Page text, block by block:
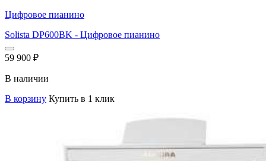
Цифровое пианино
Solista DP600BK - Цифровое пианино
59 900 ₽
В наличии
В корзину Купить в 1 клик